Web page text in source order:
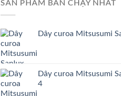
SẢN PHẨM BÁN CHẠY NHẤT
Dây curoa Mitsusumi
Dây curoa Mitsusumi
4